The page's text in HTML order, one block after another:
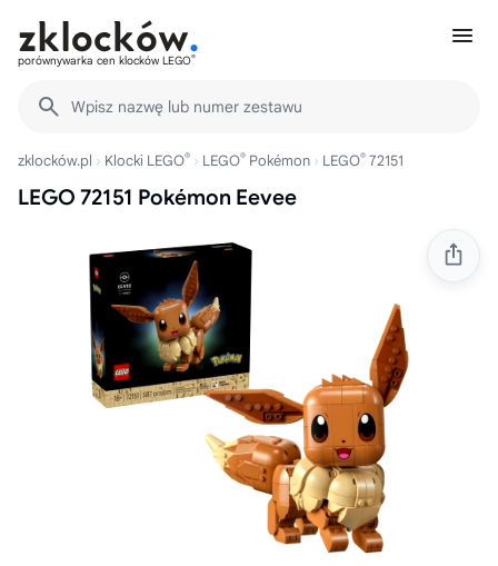
porównywarka cen klocków LEGO®
Wpisz nazwę lub numer zestawu
zklocków.pl Klocki LEGO® LEGO® Pokémon LEGO® 72151
LEGO 72151 Pokémon Eevee